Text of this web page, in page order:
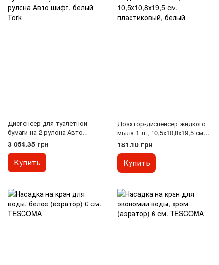
Диспенсер для туалетной
бумаги на 2 рулона Авто
шифт, белый Tork
3 054.35 грн
Купить
Дозатор-диспенсер жидкого
мыла 1 л., 10,5х10,8х19,5 см.
пластиковый, белый
181.10 грн
Купить